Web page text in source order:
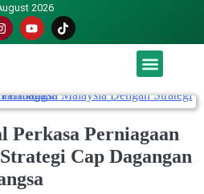
2026
Perkasa Perniagaan
Cap Dagangan